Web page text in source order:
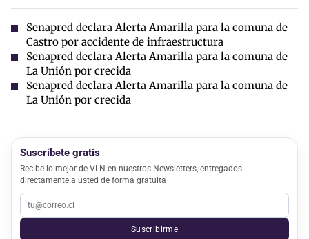
Senapred declara Alerta Amarilla para la comuna de
Castro por accidente de infraestructura
Senapred declara Alerta Amarilla para la comuna de
La Unión por crecida
Senapred declara Alerta Amarilla para la comuna de
La Unión por crecida
Suscríbete gratis
Recibe lo mejor de VLN en nuestros Newsletters, entregados
directamente a usted de forma gratuita
Suscribirme